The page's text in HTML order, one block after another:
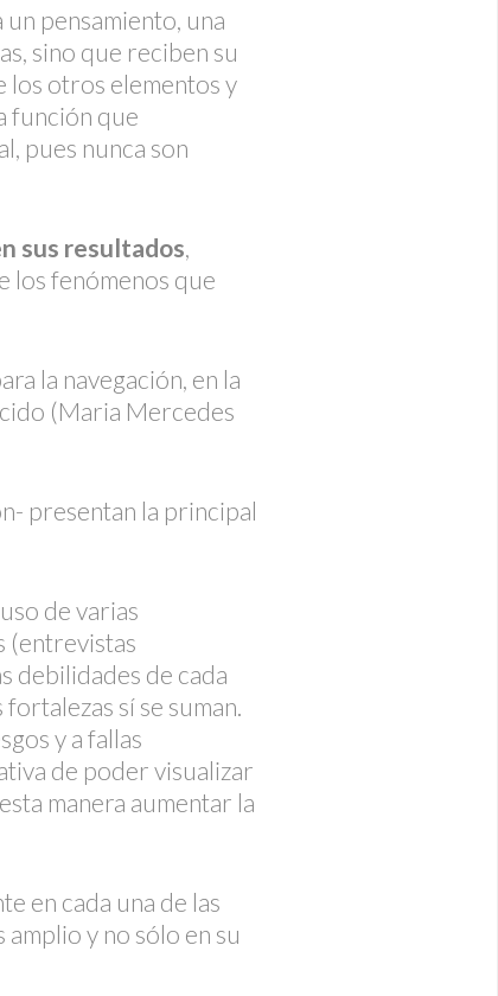
pensamiento, una
sino que reciben su
los otros elementos y
función que
pues nunca son
sus resultados,
los fenómenos que
la navegación, en la
(Maria Mercedes
presentan la principal
de varias
(entrevistas
debilidades de cada
sí se suman.
y a fallas
de poder visualizar
manera aumentar la
en cada una de las
y no sólo en su